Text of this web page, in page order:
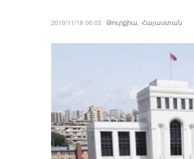
2019/11/18 06:03 Թուրքիա, Հայաստան